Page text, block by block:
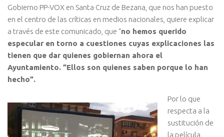
Gobierno PP-VOX en Santa Cruz de Bezana, que nos han puesto
en el centro de las críticas en medios nacionales, quiere explicar
a través de este comunicado, que “no hemos querido
especular en torno a cuestiones cuyas explicaciones las
tienen que dar quienes gobiernan ahora el
Ayuntamiento. ”Ellos son quienes saben porque lo han
hecho”.
Por lo que
respecta a la
sustitución de
la película